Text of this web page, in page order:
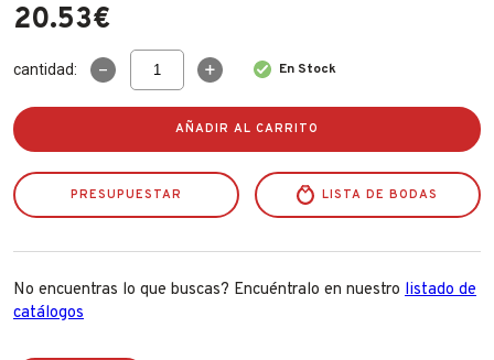
20.53€
cantidad:
Botellero
Acero
20x19x48cm
Quid
cantidad
En Stock
AÑADIR AL CARRITO
PRESUPUESTAR LISTA DE BODAS
No encuentras lo que buscas? Encuéntralo en nuestro listado de
catálogos